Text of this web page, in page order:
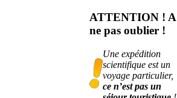
ATTENTION ! A
ne pas oublier !
Une expédition
scientifique est un
voyage particulier,
ce n’est pas un